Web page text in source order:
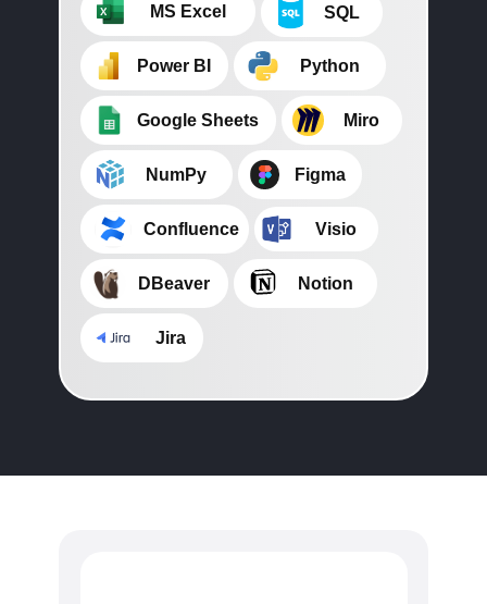
⠀⠀⠀MS Excel
⠀⠀⠀Python
⠀⠀⠀Google Sheets
⠀⠀⠀NumPy
⠀⠀⠀SQL
⠀⠀⠀Power BI
⠀⠀⠀⠀ Jira
⠀⠀⠀⠀Confluence
⠀⠀⠀Miro
⠀⠀⠀Notion
⠀⠀⠀Figma
⠀⠀⠀Visio
⠀⠀⠀DBeaver